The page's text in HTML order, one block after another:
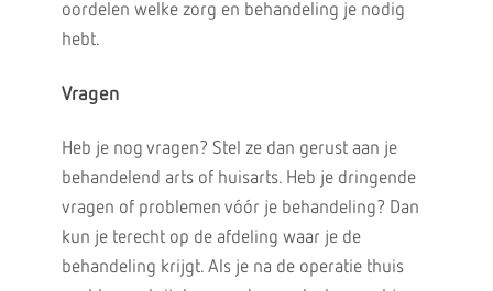
oordelen welke zorg en behandeling je nodig
hebt.
Vragen
Heb je nog vragen? Stel ze dan gerust aan je
behandelend arts of huisarts. Heb je dringende
vragen of problemen vóór je behandeling? Dan
kun je terecht op de afdeling waar je de
behandeling krijgt. Als je na de operatie thuis